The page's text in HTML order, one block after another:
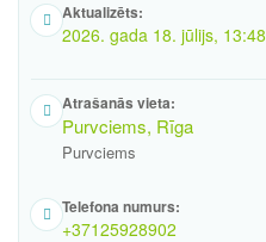
Aktualizēts:
2026. gada 18. jūlijs, 13:48
Atrašanās vieta:
Purvciems, Rīga
Purvciems
Telefona numurs:
+37125928902